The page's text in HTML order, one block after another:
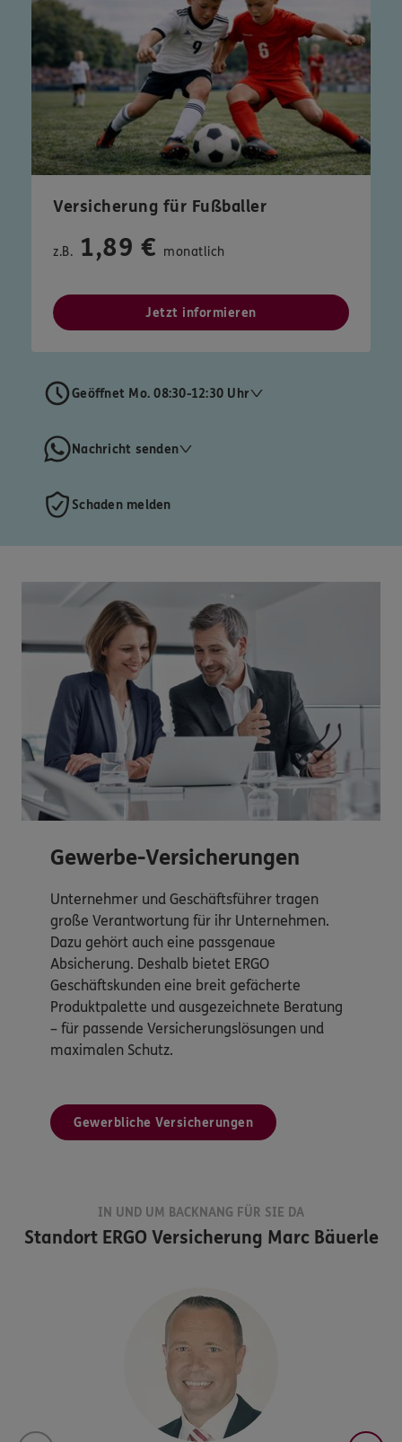
Versicherung für Fußballer
z.B. 1,89 € monatlich
Jetzt informieren
Geöffnet Mo. 08:30-12:30 Uhr
Nachricht senden
Schaden melden
Gewerbe-Versicherungen
Unternehmer und Geschäftsführer tragen
große Verantwortung für ihr Unternehmen.
Dazu gehört auch eine passgenaue
Absicherung. Deshalb bietet ERGO
Geschäftskunden eine breit gefächerte
Produktpalette und ausgezeichnete Beratung
– für passende Versicherungslösungen und
maximalen Schutz.
Gewerbliche Versicherungen
IN UND UM BACKNANG FÜR SIE DA
Standort ERGO Versicherung Marc Bäuerle